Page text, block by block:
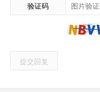
验证码
提交回复